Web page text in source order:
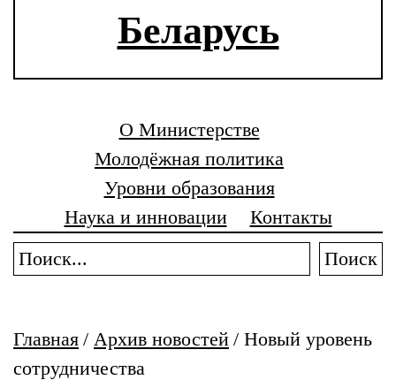
Беларусь
О Министерстве
Молодёжная политика
Уровни образования
Наука и инновации
Контакты
Поиск
Главная / Архив новостей / Новый уровень
сотрудничества